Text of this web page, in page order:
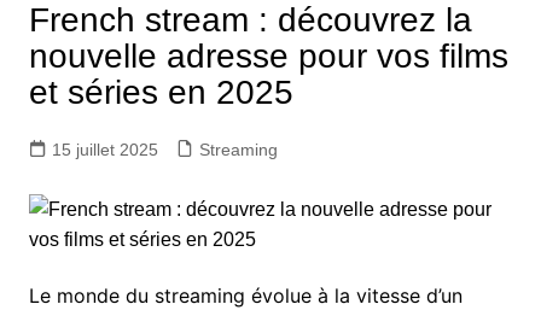
French stream : découvrez la
nouvelle adresse pour vos films
et séries en 2025
15 juillet 2025 Streaming
Le monde du streaming évolue à la vitesse d’un